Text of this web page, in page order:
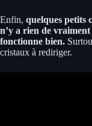
Enfin, quelques petits
n’y a rien de
fonctionne bien.
cristaux à rediriger.